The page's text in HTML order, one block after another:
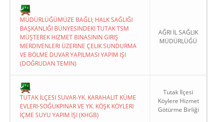
MÜDÜRLÜĞÜMÜZE BAĞLI; HALK SAĞLIĞI
BAŞKANLIĞI BÜNYESINDEKI TUTAK TSM
MÜŞTEREK HIZMET BINASININ GIRIŞ
MERDIVENLERI ÜZERINE ÇELIK SUNDURMA
VE BÖLME DUVAR YAPILMASI YAPIM IŞI
(DOĞRUDAN TEMIN)
AĞRI İL SAĞLIK
MÜDÜRLÜĞÜ
TUTAK İLÇESI SUVAR-YK. KARAHALIT KÜME
EVLERI-SOĞUKPINAR VE YK. KÖŞK KÖYLERI
İÇME SUYU YAPIM İŞI (KHGB)
Tutak İlçesi
Köylere Hizmet
Götürme Birliği